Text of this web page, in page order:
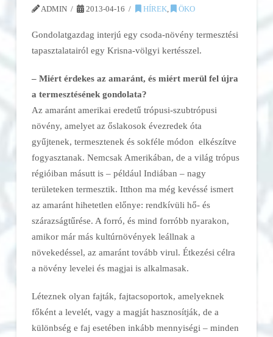
ADMIN 2013-04-16 HÍREK, ÖKO
Gondolatgazdag interjú egy csoda-növény termesztési
tapasztalatairól egy Krisna-völgyi kertésszel.
– Miért érdekes az amaránt, és miért merül fel újra
a termesztésének gondolata?
Az amaránt amerikai eredetű trópusi-szubtrópusi
növény, amelyet az őslakosok évezredek óta
gyűjtenek, termesztenek és sokféle módon elkészítve
fogyasztanak. Nemcsak Amerikában, de a világ trópus
régióiban másutt is – például Indiában – nagy
területeken termesztik. Itthon ma még kevéssé ismert
az amaránt hihetetlen előnye: rendkívüli hő- és
szárazságtűrése. A forró, és mind forróbb nyarakon,
amikor már más kultúrnövények leállnak a
növekedéssel, az amaránt tovább virul. Étkezési célra
a növény levelei és magjai is alkalmasak.
Léteznek olyan fajták, fajtacsoportok, amelyeknek
főként a levelét, vagy a magját hasznosítják, de a
különbség e faj esetében inkább mennyiségi – minden